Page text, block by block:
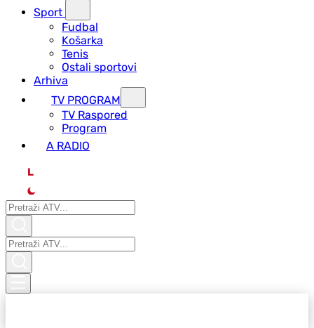
Sport
Fudbal
Košarka
Tenis
Ostali sportovi
Arhiva
TV PROGRAM
ТV Raspored
Program
A RADIO
L